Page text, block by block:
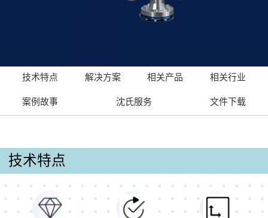
技术特点 解决方案 相关产品 相关行业
案例故事 沈氏服务 文件下载
技术特点